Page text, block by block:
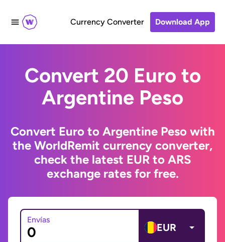
Currency Converter Download App
Convert 20 Euro to
Argentine Peso
Convert Euro to Argentine Peso with
the WorldRemit currency converter,
check the latest EUR to ARS
exchange rates for free.
Envías
EUR